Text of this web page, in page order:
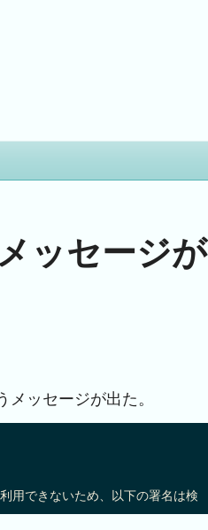
ッセージが
ッセージが出た。